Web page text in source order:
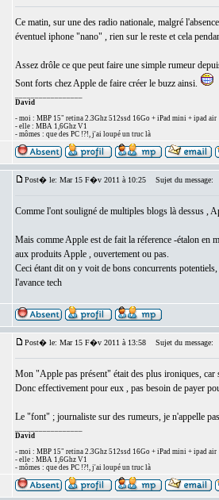
Ce matin, sur une des radio nationale, malgré
éventuel iphone "nano" , rien sur le reste et cela
Assez drôle ce que peut faire une simple rumeur
Sont forts chez Apple de faire créer le buzz ainsi.
David
- moi : MBP 15" retina 2.3Ghz 512ssd 16Go + iPad mini + ipad air
- elle : MBA 1,6Ghz V1
- mômes : que des PC !?!, j'ai loupé un truc là
Post� le: Mar 15 F�v 2011 à 10:25 Sujet du message:
Comme l'ont souligné de multiples blogs là dessus ,
Mais comme Apple est de fait la réference -étalon en
aux produits Apple , ouvertement ou pas.
Ceci étant dit on y voit de bons concurrents
l'avance tech
Post� le: Mar 15 F�v 2011 à 13:58 Sujet du message:
Mon "Apple pas présent" était des plus ironiques, car
Donc effectivement pour eux , pas besoin de payer
Le "font" ; journaliste sur des rumeurs, je n'appelle
David
- moi : MBP 15" retina 2.3Ghz 512ssd 16Go + iPad mini + ipad air
- elle : MBA 1,6Ghz V1
- mômes : que des PC !?!, j'ai loupé un truc là